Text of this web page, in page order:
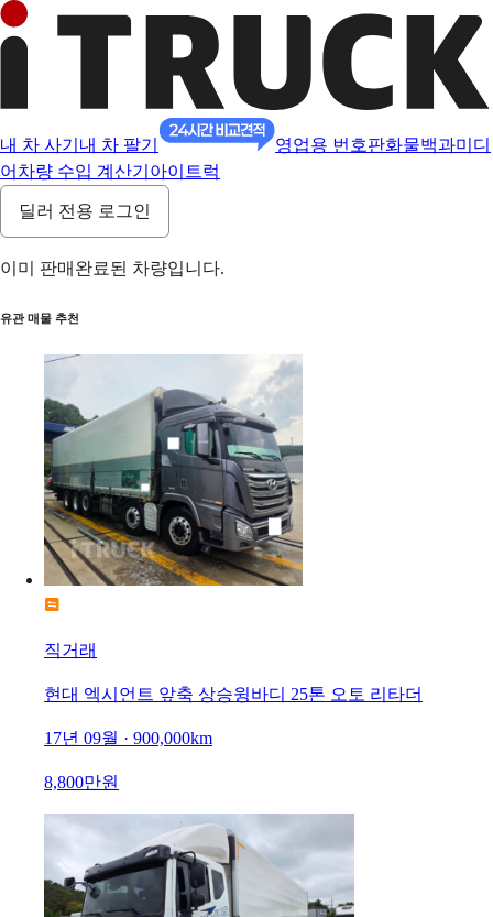
내 차 사기 내 차 팔기 영업용 번호판화물백과미디
어 차량 수입 계산기 아이트럭
딜러 전용 로그인
이미 판매완료된 차량입니다.
유관 매물 추천
직거래
현대 엑시언트 앞축 상승윙바디 25톤 오토 리타더
17년 09월 · 900,000km
8,800만원